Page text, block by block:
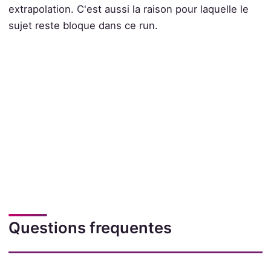
extrapolation. C'est aussi la raison pour laquelle le
sujet reste bloque dans ce run.
Questions frequentes